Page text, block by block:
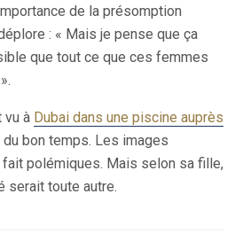
de la présomption
: « Mais je pense que ça
que tout ce que ces femmes
vu à Dubai dans une piscine auprès
du bon temps. Les images
polémiques. Mais selon sa fille,
serait toute autre.